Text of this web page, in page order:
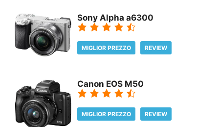
Sony Alpha a6300
MIGLIOR PREZZO REVIEW
Canon EOS M50
MIGLIOR PREZZO REVIEW